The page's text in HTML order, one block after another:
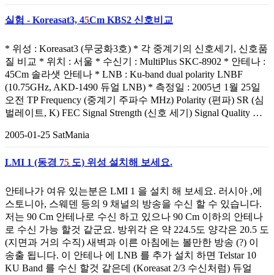
실험 - Koreasat3, 45Cm KBS2 신호비교
* 위성 : Koreasat3 (무궁화3호) * 각 중계기의 신호세기, 신호품
질 비교 * 위치 : 서울 * 수신기 : MultiPlus SKC-8902 * 안테나 :
45Cm 솔라샛 안테나 * LNB : Ku-band dual polarity LNBF
(10.75GHz, AKD-1490 듀얼 LNB) * 측정일 : 2005년 1월 25일
오전 TP Frequency (중계기 주파수 MHz) Polarity (편파) SR (심
벌레이트, K) FEC Signal Strength (신호 세기) Signal Quality …
2005-01-25 SatMania
LMI 1 (동경 75 도) 위성 설치해 보세요.
안테나가 여유 있는분은 LMI 1 을 설치 해 보세요. 러시아 ,에
스토니아, 스웨덴 등의 9 채널의 방송을 수신 할 수 있습니다.
저는 90 Cm 안테나로 수신 하고 있으나 90 Cm 이하의 안테나
로 수신 가능 할것 같군요. 방위각 은 약 224.5도 양각은 20.5 도
(지면과 거의 수직) 새벽과 이른 아침에는 볼만한 방송 (?) 이
송출 됩니다. 이 안테나 에 LNB 를 추가 설치 하면 Telstar 10
KU Band 를 수신 할것 같은데 (Koreasat 2/3 수신처럼) 듀얼